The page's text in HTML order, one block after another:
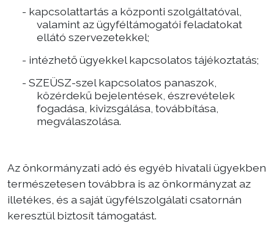
- kapcsolattartás a központi szolgáltatóval,
valamint az ügyféltámogatói feladatokat
ellátó szervezetekkel;
- intézhető ügyekkel kapcsolatos tájékoztatás;
- SZEÜSZ-szel kapcsolatos panaszok,
közérdekű bejelentések, észrevételek
fogadása, kivizsgálása, továbbítása,
megválaszolása.
Az önkormányzati adó és egyéb hivatali ügyekben
természetesen továbbra is az önkormányzat az
illetékes, és a saját ügyfélszolgálati csatornán
keresztül biztosít támogatást.